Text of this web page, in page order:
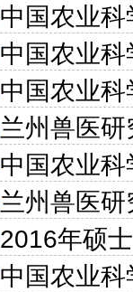
中国农业
中国农业
中国农业
兰州兽医
中国农业
兰州兽医
2016年硕
中国农业